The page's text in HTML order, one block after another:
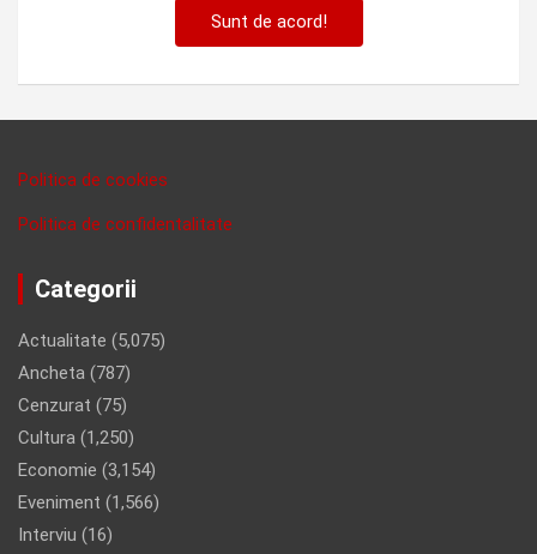
Sunt de acord!
Politica de cookies
Politica de confidentalitate
Categorii
Actualitate (5,075)
Ancheta (787)
Cenzurat (75)
Cultura (1,250)
Economie (3,154)
Eveniment (1,566)
Interviu (16)